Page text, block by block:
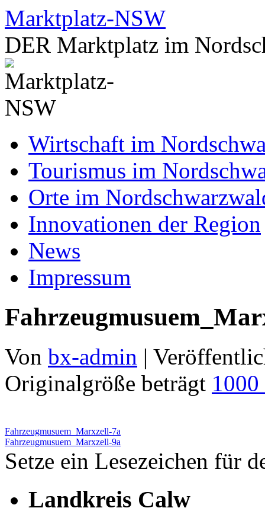
Zum
Inhalt
springen
Marktplatz-NSW
DER Marktplatz im
Wirtschaft im
Tourismus im
Orte im
Innovationen der Region
News
Impressum
Von bx-admin |
Originalgröße beträgt
Fahrzeugmusuem_Marxzell-7a
Fahrzeugmusuem_Marxzell-9a
Setze ein Lesezeichen für
Landkreis Calw